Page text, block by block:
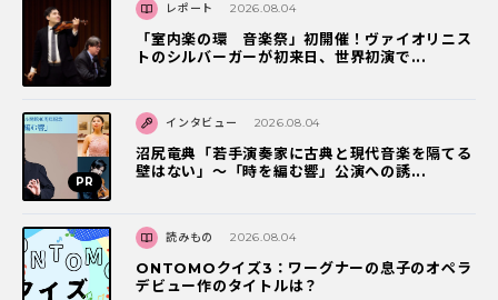
レポート 2026.08.04
「室内楽の環 音楽祭」初開催！ヴァイオリニス
トのシルバーガーが初来日、世界初演で...
インタビュー 2026.08.04
沼尻竜典「若手演奏家に古典と現代音楽を隔てる
壁はない」～「時を編む響」公演への誘...
読みもの 2026.08.04
ONTOMOクイズ3：ワーグナーの息子のオペラ
デビュー作のタイトルは？